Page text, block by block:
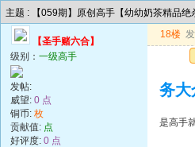
主题 : 【059期】原创高手【幼幼奶茶精品绝
【圣手赌六合】
级别： 一级高手
发帖:
威望: 0 点
铜币: 枚
贡献值: 点
好评度: 0 点
18楼
务大
是高手